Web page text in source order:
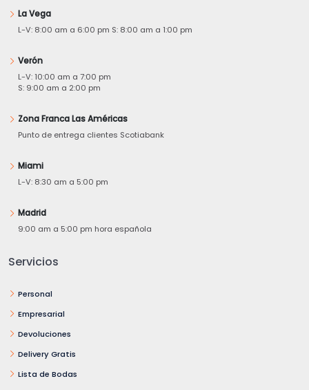
La Vega
L-V: 8:00 am a 6:00 pm S: 8:00 am a 1:00 pm
Verón
L-V: 10:00 am a 7:00 pm
S: 9:00 am a 2:00 pm
Zona Franca Las Américas
Punto de entrega clientes Scotiabank
Miami
L-V: 8:30 am a 5:00 pm
Madrid
9:00 am a 5:00 pm hora española
Servicios
Personal
Empresarial
Devoluciones
Delivery Gratis
Lista de Bodas